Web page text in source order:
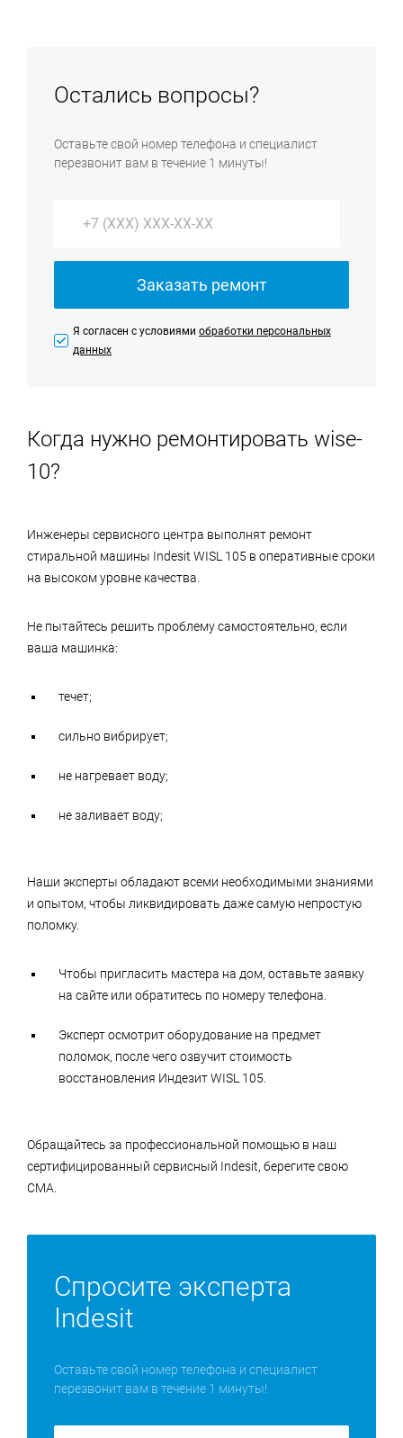
может стать причиной появления аварийной
ситуации, дополнительных поломок или привести к
полной ремонтной непригодности.
Остались вопросы?
Оставьте свой номер телефона и специалист
перезвонит вам в течение 1 минуты!
Заказать ремонт
Я согласен с условиями обработки персональных
данных
Когда нужно ремонтировать wise-
10?
Инженеры сервисного центра выполнят ремонт
стиральной машины Indesit WISL 105 в оперативные сроки
на высоком уровне качества.
Не пытайтесь решить проблему самостоятельно, если
ваша машинка:
течет;
сильно вибрирует;
не нагревает воду;
не заливает воду;
Наши эксперты обладают всеми необходимыми знаниями
и опытом, чтобы ликвидировать даже самую непростую
поломку.
Чтобы пригласить мастера на дом, оставьте заявку
на сайте или обратитесь по номеру телефона.
Эксперт осмотрит оборудование на предмет
поломок, после чего озвучит стоимость
восстановления Индезит WISL 105.
Обращайтесь за профессиональной помощью в наш
сертифицированный сервисный Indesit, берегите свою
СМА.
Спросите эксперта
Indesit
Оставьте свой номер телефона и специалист
перезвонит вам в течение 1 минуты!